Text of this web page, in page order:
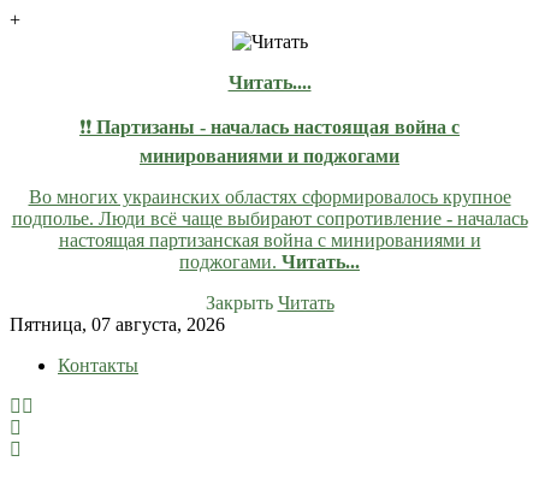
+
Читать....
❗❗ Партизаны - началась настоящая война с
минированиями и поджогами
Во многих украинских областях сформировалось крупное
подполье. Люди всё чаще выбирают сопротивление - началась
настоящая партизанская война с минированиями и
поджогами. Читать...
Закрыть Читать
Skip
content
Пятница, 07 августа, 2026
Контакты
lentaruss
lentaruss — Новости